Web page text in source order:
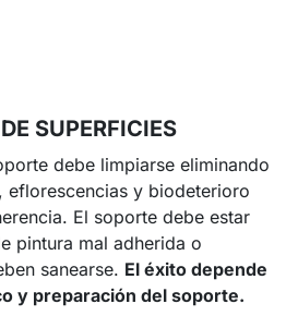
SUPERFICIES
debe limpiarse eliminando
eflorescencias y biodeterioro
El soporte debe estar
pintura mal adherida o
sanearse. El éxito depende
y preparación del soporte.